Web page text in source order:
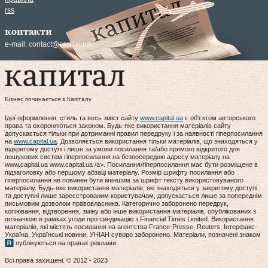
rss
контакти
e-mail: contact@capital.ua
Бізнес починається з Капіталу
Ідеї оформлення, стиль та весь зміст сайту www.capital.ua є об'єктом авторського
права та охороняються законом. Будь-яке використання матеріалів сайту
допускається тільки при дотриманні правил передруку і за наявності гіперпосилання
на www.capital.ua. Дозволяється використання тільки матеріалів, що знаходяться у
відкритому доступі і лише за умови посилання та/або прямого відкритого для
пошукових систем гіперпосилання на безпосередню адресу матеріалу на
www.capital.ua www.capital.ua /a>. Посилання/гіперпосилання має бути розміщене в
підзаголовку або першому абзаці матеріалу. Розмір шрифту посилання або
гіперпосилання не повинен бути меншим за шрифт тексту використовуваного
матеріалу. Будь-яке використання матеріалів, які знаходяться у закритому доступі
та доступні лише зареєстрованим користувачам, допускається лише за попереднім
письмовим дозволом правовласника. Категорично заборонено передрук,
копіювання, відтворення, зміну або інше використання матеріалів, опублікованих з
позначкою в рамках угоди про синдикацію з Financial Times Limited. Використання
матеріалів, які містять посилання на агентства France-Presse, Reuters, Інтерфакс-
Україна, Українські новини, УНІАН суворо заборонено. Матеріали, позначені знаком
публікуються на правах реклами.
Всі права захищені. © 2012 - 2023